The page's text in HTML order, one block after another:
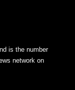
is the number
network on